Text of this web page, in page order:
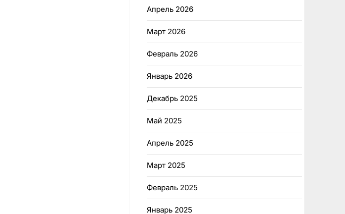
Апрель 2026
Март 2026
Февраль 2026
Январь 2026
Декабрь 2025
Май 2025
Апрель 2025
Март 2025
Февраль 2025
Январь 2025